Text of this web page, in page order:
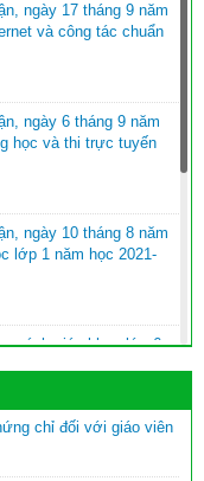
ngày 17 tháng 9 năm
và công tác chuẩn
ngày 6 tháng 9 năm
học và thi trực tuyến
ngày 10 tháng 8 năm
lớp 1 năm học 2021-
sách giáo khoa lớp 6
nhà khuyến học cho
chỉ đối với giáo viên